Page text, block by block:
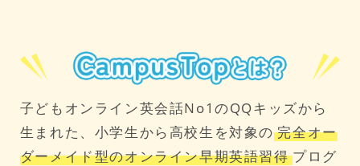
子どもオンライン英会話No1のQQキッズから
生まれた、 小学生から高校生を対象の完全オー
ダーメイド型のオンライン早期英語習得プログ